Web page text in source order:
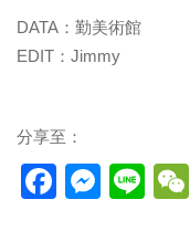
DATA：勤美術館
EDIT：Jimmy
分享至：